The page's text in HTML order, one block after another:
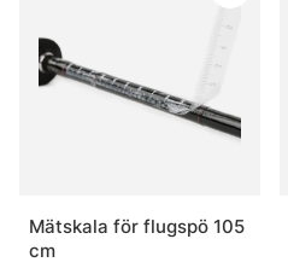
Mätskala för flugspö 105
cm